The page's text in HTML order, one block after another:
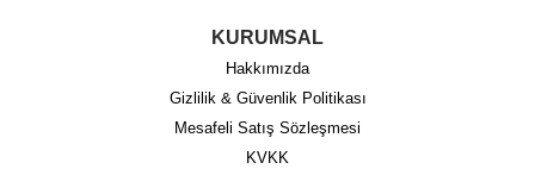
KURUMSAL
Hakkımızda
Gizlilik & Güvenlik Politikası
Mesafeli Satış Sözleşmesi
KVKK